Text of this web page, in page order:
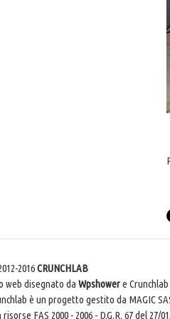
2016CRUNCHLAB
web disegnato da Wpshowere Crunchlab
è un progetto gestito da MAGIC
risorse FAS 2000 - 2006 - D.G.R. 67 del 27/